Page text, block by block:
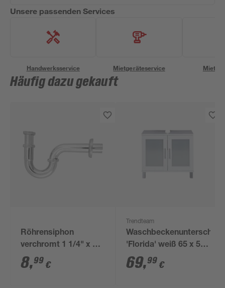
Unsere passenden Services
Handwerksservice Mietgeräteservice
Häufig dazu gekauft
Röhrensiphon
verchromt 1 1/4" x 32
mm
8,99 €
Trendteam
'Florida' weiß 65 x 56
x 33 cm
69,99 €